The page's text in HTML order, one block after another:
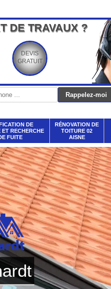
DE TRAVAUX ?
DEVIS
GRATUIT
DE
ET RECHERCHE
FUITE
RÉNOVATION DE
TOITURE 02
AISNE